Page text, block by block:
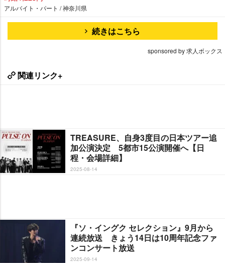
アルバイト・パート / 神奈川県
続きはこちら
sponsored by 求人ボックス
関連リンク+
TREASURE、自身3度目の日本ツアー追
加公演決定 5都市15公演開催へ【日
程・会場詳細】
2025-08-14
『ソ・イングク セレクション』9月から
連続放送 きょう14日は10周年記念ファ
ンコンサート放送
2025-09-14